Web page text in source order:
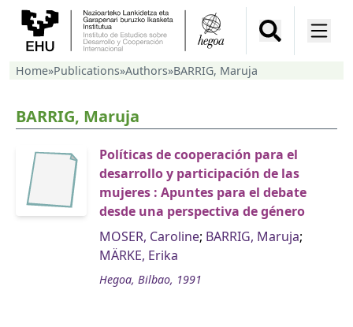
Home»Publications»Authors»BARRIG, Maruja
BARRIG, Maruja
Políticas de cooperación para el
desarrollo y participación de las
mujeres : Apuntes para el debate
desde una perspectiva de género
MOSER, Caroline; BARRIG, Maruja;
MÄRKE, Erika
Hegoa, Bilbao, 1991